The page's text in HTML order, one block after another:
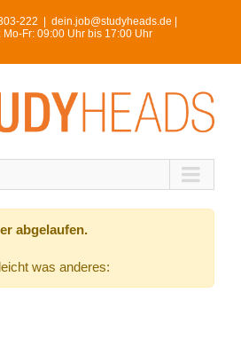
222
dein.job@studyheads.de |
Fr: 09:00 Uhr bis 17:00 Uhr
abgelaufen.
was anderes: